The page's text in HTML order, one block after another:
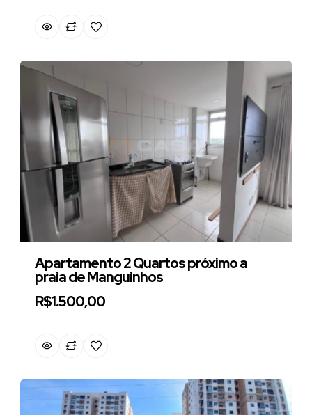
Apartamento 2 Quartos próximo a
praia de Manguinhos
R$1.500,00